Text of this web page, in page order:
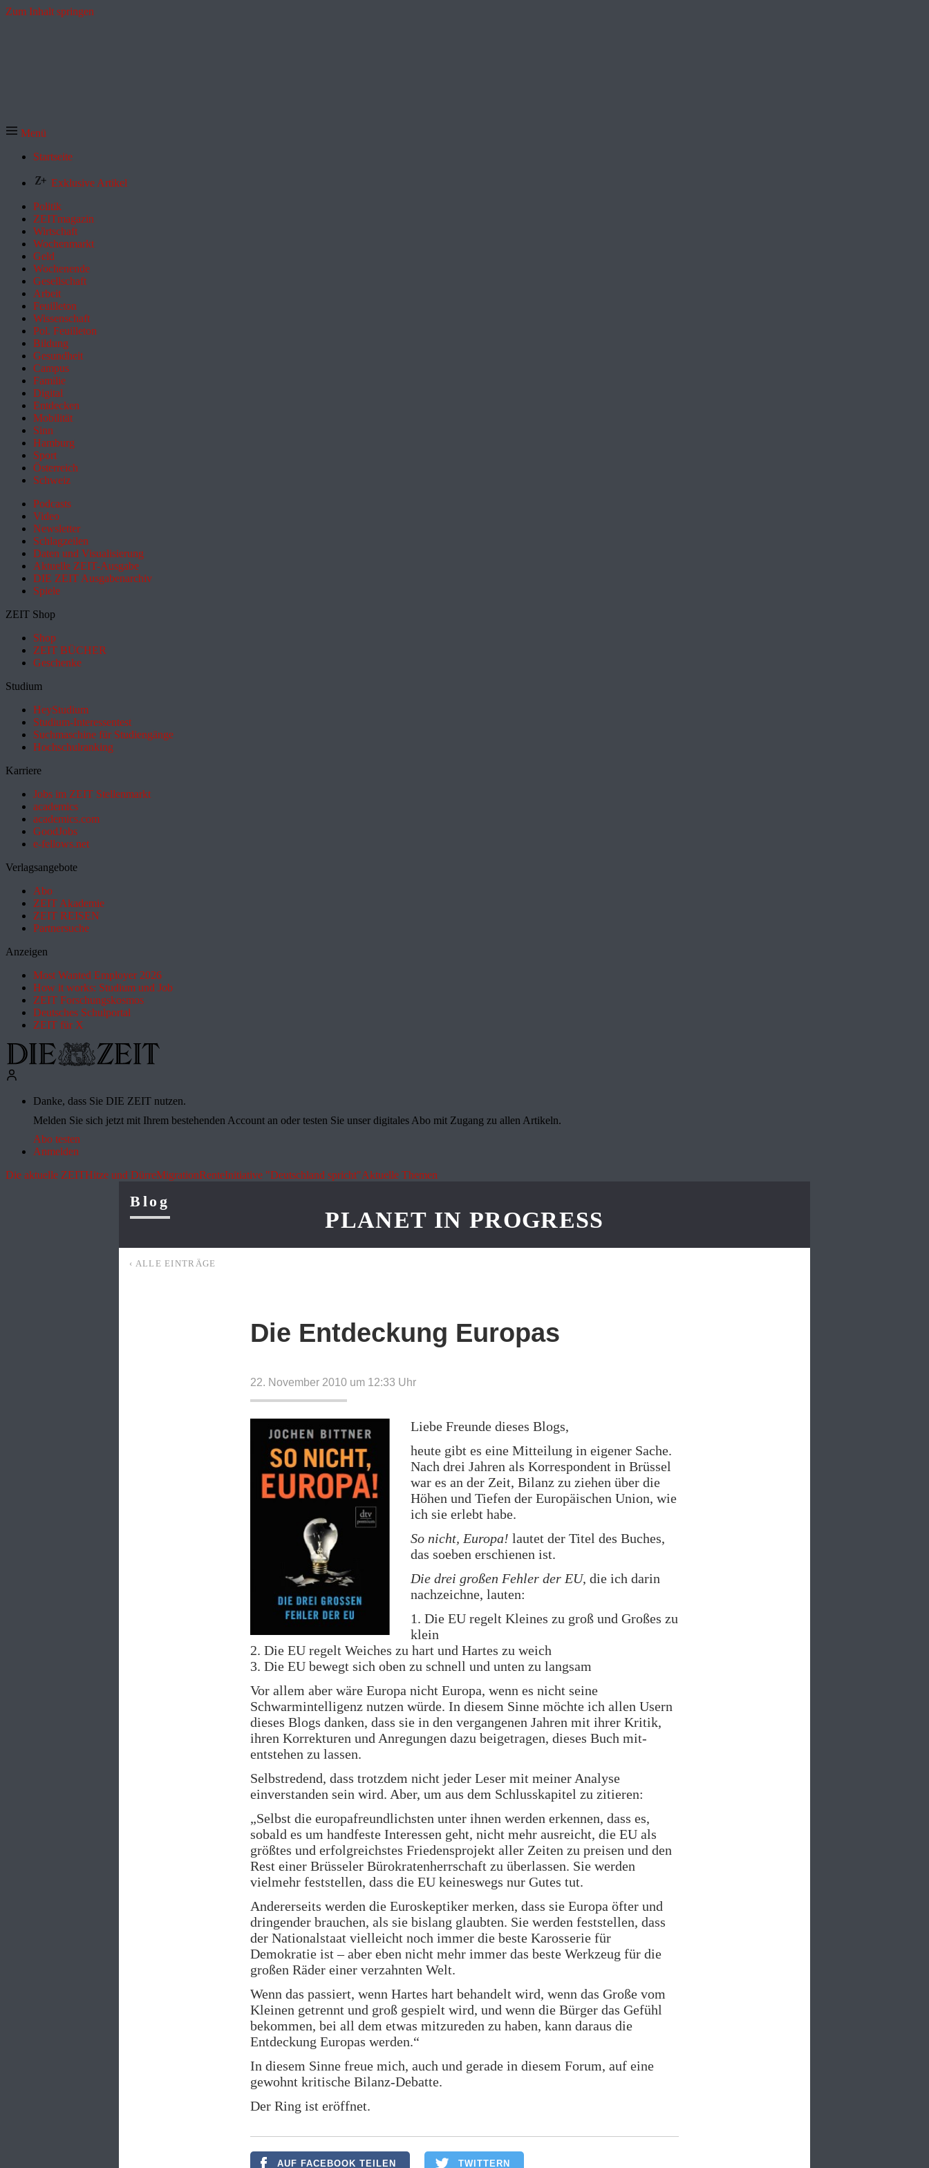
Zum Inhalt springen
Menü
Startseite
Exklusive Artikel
Politik
ZEITmagazin
Wirtschaft
Wochenmarkt
Geld
Wochenende
Gesellschaft
Arbeit
Feuilleton
Wissenschaft
Pol. Feuilleton
Bildung
Gesundheit
Campus
Familie
Digital
Entdecken
Mobilität
Sinn
Hamburg
Sport
Österreich
Schweiz
Podcasts
Video
Newsletter
Schlagzeilen
Daten und Visualisierung
Aktuelle ZEIT-Ausgabe
DIE ZEIT Ausgabenarchiv
Spiele
ZEIT Shop
Shop
ZEIT BÜCHER
Geschenke
Studium
HeyStudium
Studium-Interessentest
Suchmaschine für Studiengänge
Hochschulranking
Karriere
Jobs im ZEIT Stellenmarkt
academics
academics.com
GoodJobs
e-fellows.net
Verlagsangebote
Abo
ZEIT Akademie
ZEIT REISEN
Partnersuche
Anzeigen
Most Wanted Employer 2026
How it works: Studium und Job
ZEIT Forschungskosmos
Deutsches Schulportal
ZEIT für X
Danke, dass Sie DIE ZEIT nutzen.
Melden Sie sich jetzt mit Ihrem bestehenden Account an oder testen Sie unser digitales Abo mit Zugang zu allen Artikeln.
Abo testen
Anmelden
Die aktuelle ZEITHitze und DürreMigrationRenteInitiative "Deutschland spricht"Aktuelle Themen
Blog
PLANET IN PROGRESS
‹ ALLE EINTRÄGE
Die Entdeckung Europas
22. November 2010 um 12:33 Uhr
Liebe Freunde dieses Blogs,
heute gibt es eine Mitteilung in eigener Sache.
Nach drei Jahren als Korrespondent in Brüssel
war es an der Zeit, Bilanz zu ziehen über die
Höhen und Tiefen der Europäischen Union, wie
ich sie erlebt habe.
So nicht, Europa! lautet der Titel des Buches,
das soeben erschienen ist.
Die drei großen Fehler der EU, die ich darin
nachzeichne, lauten:
1. Die EU regelt Kleines zu groß und Großes zu
klein
2. Die EU regelt Weiches zu hart und Hartes zu weich
3. Die EU bewegt sich oben zu schnell und unten zu langsam
Vor allem aber wäre Europa nicht Europa, wenn es nicht seine
Schwarmintelligenz nutzen würde. In diesem Sinne möchte ich allen Usern
dieses Blogs danken, dass sie in den vergangenen Jahren mit ihrer Kritik,
ihren Korrekturen und Anregungen dazu beigetragen, dieses Buch mit-
entstehen zu lassen.
Selbstredend, dass trotzdem nicht jeder Leser mit meiner Analyse
einverstanden sein wird. Aber, um aus dem Schlusskapitel zu zitieren:
„Selbst die europafreundlichsten unter ihnen werden erkennen, dass es,
sobald es um handfeste Interessen geht, nicht mehr ausreicht, die EU als
größtes und erfolgreichstes Friedensprojekt aller Zeiten zu preisen und den
Rest einer Brüsseler Bürokratenherrschaft zu überlassen. Sie werden
vielmehr feststellen, dass die EU keineswegs nur Gutes tut.
Andererseits werden die Euroskeptiker merken, dass sie Europa öfter und
dringender brauchen, als sie bislang glaubten. Sie werden feststellen, dass
der Nationalstaat vielleicht noch immer die beste Karosserie für
Demokratie ist – aber eben nicht mehr immer das beste Werkzeug für die
großen Räder einer verzahnten Welt.
Wenn das passiert, wenn Hartes hart behandelt wird, wenn das Große vom
Kleinen getrennt und groß gespielt wird, und wenn die Bürger das Gefühl
bekommen, bei all dem etwas mitzureden zu haben, kann daraus die
Entdeckung Europas werden.“
In diesem Sinne freue mich, auch und gerade in diesem Forum, auf eine
gewohnt kritische Bilanz-Debatte.
Der Ring ist eröffnet.
AUF FACEBOOK TEILEN TWITTERN